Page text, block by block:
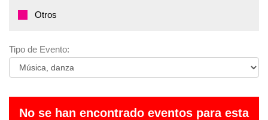
Otros
Tipo de Evento:
No se han encontrado eventos para esta